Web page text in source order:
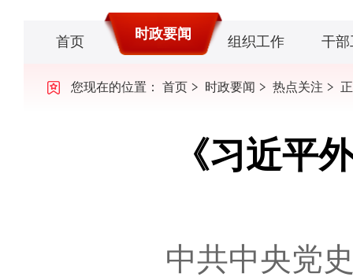
首页 时政要闻 组织工作 干部
您现在的位置： 首页 时政要闻 热点关注
《习近平
中共中央党史